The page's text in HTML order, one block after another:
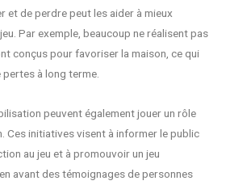
et de perdre peut les aider à mieux
Par exemple, beaucoup ne réalisent pas
conçus pour favoriser la maison, ce qui
à long terme.
peuvent également jouer un rôle
Ces initiatives visent à informer le public
au jeu et à promouvoir un jeu
avant des témoignages de personnes